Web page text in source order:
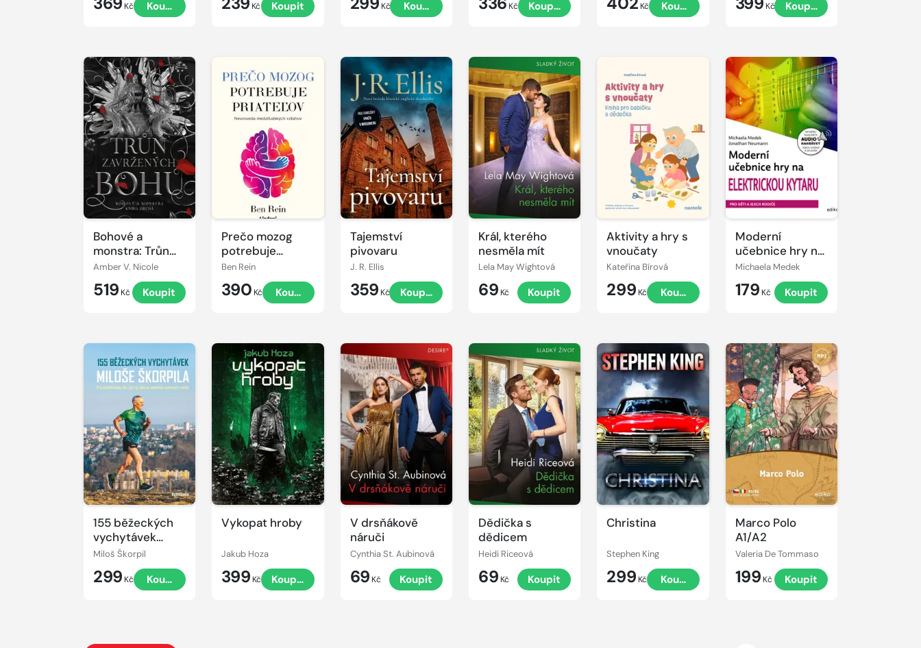
Kč Koupit Kč Koupit Kč Koupit Kč Koupit Kč Koupit Kč Koupit
Bohové a
monstra: Trůn
zavržených bohů
Amber V. Nicole
519 Kč Koupit
Prečo mozog
potrebuje
priateľov
Ben Rein
390 Kč Koupit
Tajemství
pivovaru
J. R. Ellis
359 Kč Koupit
Král, kterého
nesměla mít
Lela May Wightová
69 Kč Koupit
Aktivity a hry s
vnoučaty
Kateřina Bírová
299 Kč Koupit
Moderní
učebnice hry na
elektrickou
Michaela Medek
179 Kč Koupit
155 běžeckých
vychytávek
Miloše Škorpila
Miloš Škorpil
299 Kč Koupit
Vykopat hroby
Jakub Hoza
399 Kč Koupit
V drsňákově
náruči
Cynthia St. Aubinová
69 Kč Koupit
Dědička s
dědicem
Heidi Riceová
69 Kč Koupit
Christina
Stephen King
299 Kč Koupit
Marco Polo
A1/A2
Valeria De Tommaso
199 Kč Koupit